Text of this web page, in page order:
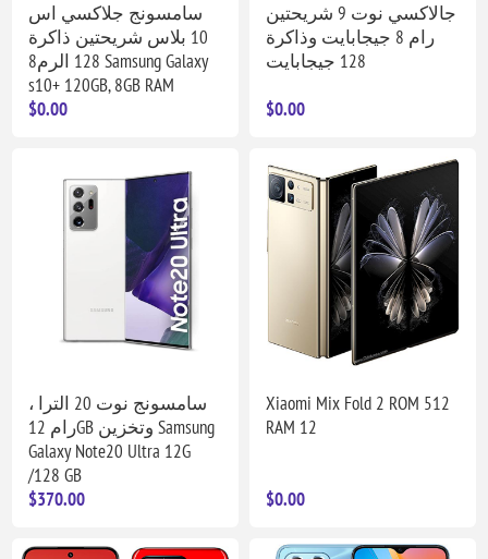
سامسونج جلاكسي اس
10 بلاس شريحتين ذاكرة
128 الرم8 Samsung Galaxy
s10+ 120GB, 8GB RAM
$0.00
جالاكسي نوت 9 شريحتين
رام 8 جيجابايت وذاكرة
128 جيجابايت
$0.00
سامسونج نوت 20 الترا ،
رام 12GB وتخزين Samsung
Galaxy Note20 Ultra 12G
/128 GB
$370.00
Xiaomi Mix Fold 2 ROM 512
RAM 12
$0.00